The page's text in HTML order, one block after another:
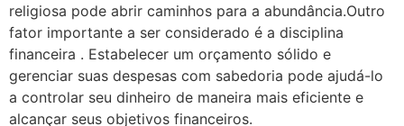
religiosa pode abrir caminhos para a abundância.Outro
fator importante a ser considerado é a disciplina
financeira . Estabelecer um orçamento sólido e
gerenciar suas despesas com sabedoria pode ajudá-lo
a controlar seu dinheiro de maneira mais eficiente e
alcançar seus objetivos financeiros.